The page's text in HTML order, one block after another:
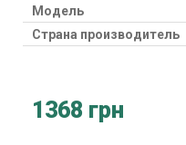
Модель
Страна производитель
1368 грн